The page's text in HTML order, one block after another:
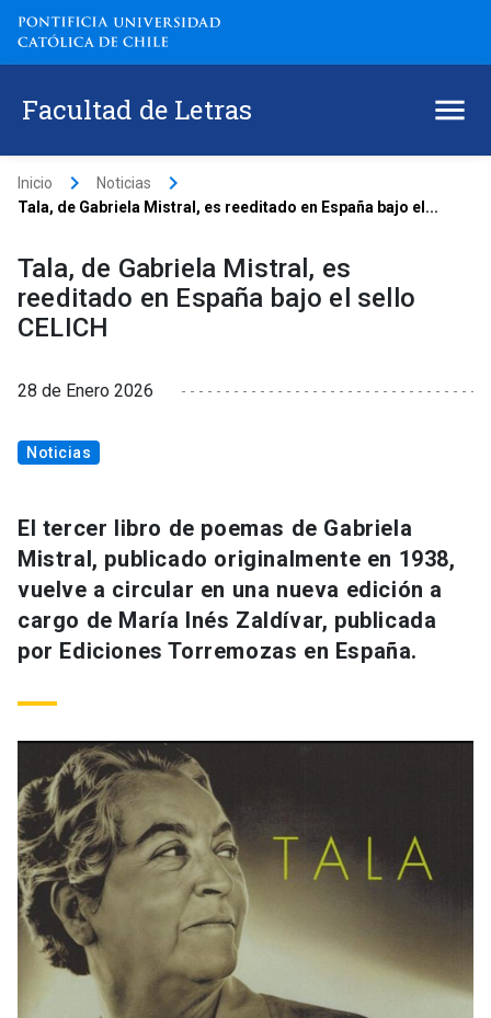
Facultad de Letras
Inicio keyboard_arrow_right Noticias keyboard_arrow_right
Tala, de Gabriela Mistral, es reeditado en España bajo el...
Tala, de Gabriela Mistral, es
reeditado en España bajo el sello
CELICH
28 de Enero 2026
Noticias
El tercer libro de poemas de Gabriela
Mistral, publicado originalmente en 1938,
vuelve a circular en una nueva edición a
cargo de María Inés Zaldívar, publicada
por Ediciones Torremozas en España.